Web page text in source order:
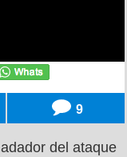
9
del ataque